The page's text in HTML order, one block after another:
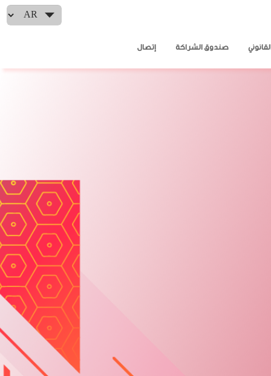
صندوق الشراكة إتصال